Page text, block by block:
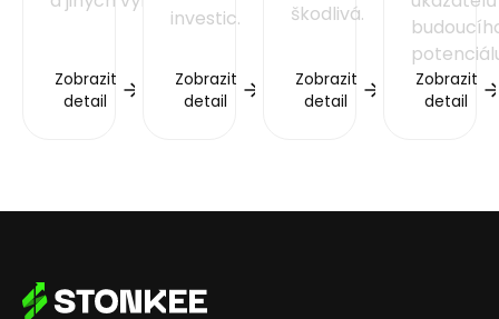
Zobrazit
detail
investic.
Zobrazit
detail
škodlivá.
Zobrazit
detail
Zobrazit
detail